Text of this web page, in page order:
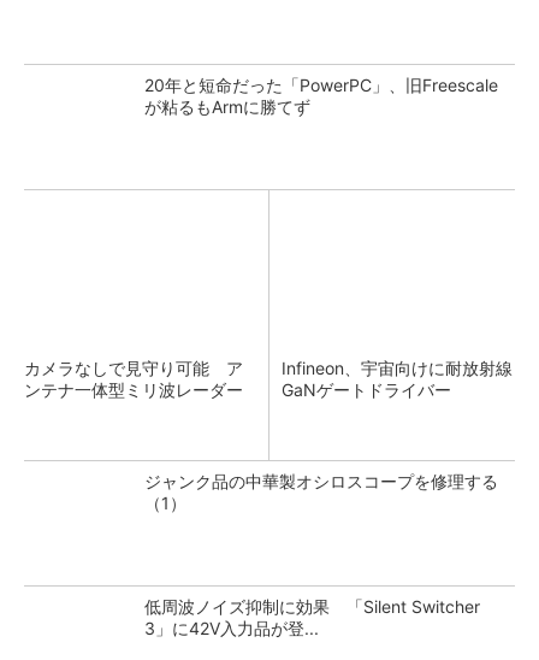
20年と短命だった「PowerPC」、旧Freescale
が粘るもArmに勝てず
カメラなしで見守り可能 ア
ンテナ一体型ミリ波レーダー
Infineon、宇宙向けに耐放射線
GaNゲートドライバー
ジャンク品の中華製オシロスコープを修理する
（1）
低周波ノイズ抑制に効果 「Silent Switcher
3」に42V入力品が登...